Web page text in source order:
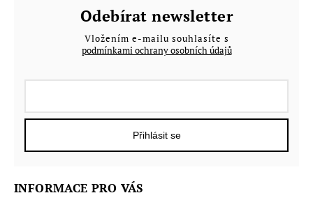
Odebírat newsletter
Vložením e-mailu souhlasíte s
podmínkami ochrany osobních údajů
Přihlásit se
INFORMACE PRO VÁS